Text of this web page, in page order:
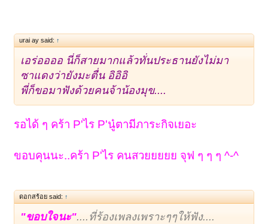
urai ay said: ↑
เอร่ออออ นี่ก็สายมากแล้วทั่นประธานยังไม่มา
ซาแดงว่ายังมะตื่น อิอิอิ
พี่ก็ขอมาฟังด้วยคนจ้าน้องมุข....
รอได้ ๆ คร้า P'ไร P'นู๋ตามีภาระกิจเยอะ
ขอบคุนนะ..คร้า P'ไร คนสวยยยยย จุฟ ๆ ๆ ๆ ^-^
ดอกสร้อย said: ↑
"ขอบใจนะ"....ที่ร้องเพลงเพราะๆๆให้ฟัง....